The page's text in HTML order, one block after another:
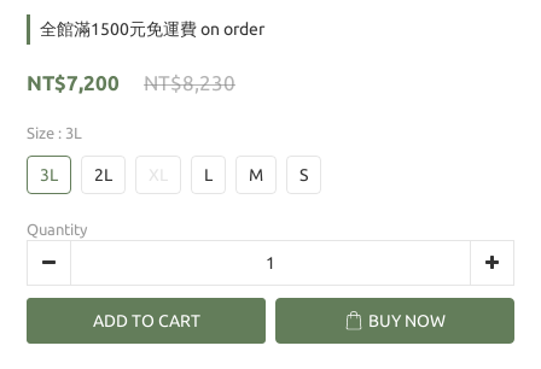
全館滿1500元免運費 on order
NT$8,230
NT$7,200
Size : 3L
3L 2L XL L M S
Quantity
ADD TO CART BUY NOW